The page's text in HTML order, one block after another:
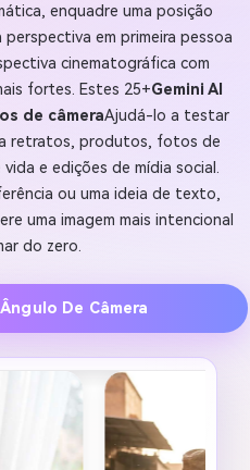
enquadre uma posição
em primeira pessoa
cinematográfica com
fortes. Estes 25+Gemini AI
de câmeraAjudá-lo a testar
retratos, produtos, fotos de
e edições de mídia social.
ou uma ideia de texto,
uma imagem mais intencional
do zero.
De Câmera